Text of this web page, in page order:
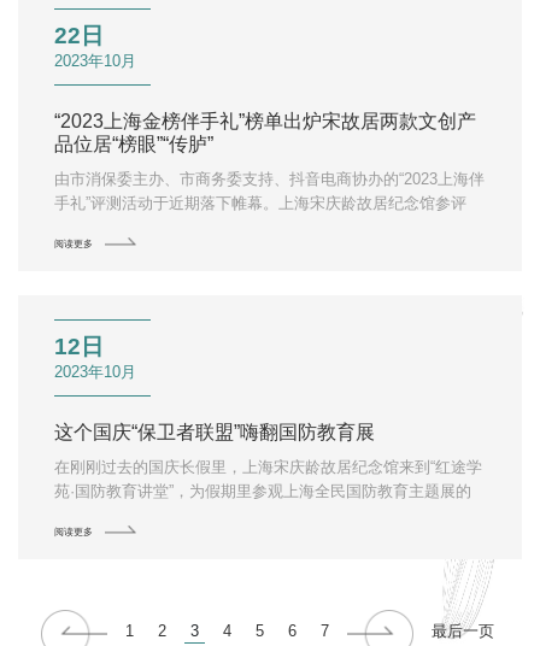
22日
2023年10月
“2023上海金榜伴手礼”榜单出炉宋故居两款文创产
品位居“榜眼”“传胪”
由市消保委主办、市商务委支持、抖音电商协办的“2023上海伴
手礼”评测活动于近期落下帷幕。上海宋庆龄故居纪念馆参评
产品在214件参评作品中脱颖而出，以总分第二和第四的成
阅读更多
12日
2023年10月
这个国庆“保卫者联盟”嗨翻国防教育展
在刚刚过去的国庆长假里，上海宋庆龄故居纪念馆来到“红途学
苑·国防教育讲堂”，为假期里参观上海全民国防教育主题展的
者联盟”卡牌类角色扮演游戏。活动中，小朋友们跟随历史的脚
步，“重返”1931年，通过救助伤兵、培养儿童、攻占武装、争
取军事物资等方式完成每一年的抗战任务，直到1945年抗战胜
利，并通过合作和竞技赢取“最佳医生”“优秀指挥官”“模范教育
家”的称号。新颖的模式、有趣的互动，瞬间点燃课堂气氛，孩
阅读更多
1 2 3 4 5 6 7 最后一页